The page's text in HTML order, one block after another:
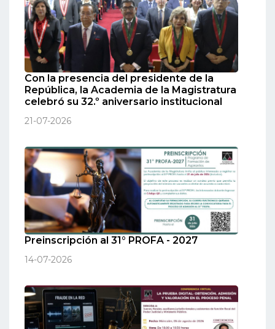
Con la presencia del presidente de la
República, la Academia de la Magistratura
celebró su 32.º aniversario institucional
21-07-2026
Preinscripción al 31° PROFA - 2027
14-07-2026